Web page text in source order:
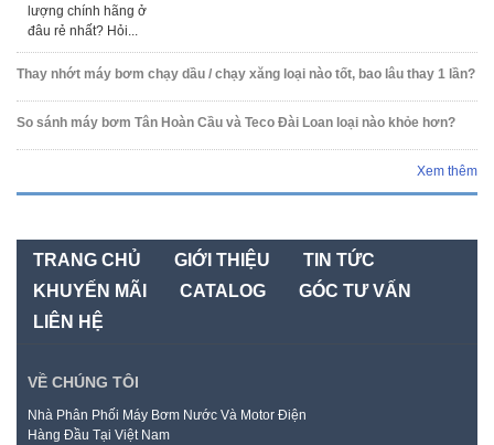
lượng chính hãng ở
đâu rẻ nhất? Hỏi...
Thay nhớt máy bơm chạy dầu / chạy xăng loại nào tốt, bao lâu thay 1 lần?
So sánh máy bơm Tân Hoàn Cầu và Teco Đài Loan loại nào khỏe hơn?
Xem thêm
TRANG CHỦ GIỚI THIỆU
TIN TỨC
KHUYẾN MÃI
CATALOG
GÓC TƯ VẤN
LIÊN HỆ
VỀ CHÚNG TÔI
Nhà Phân Phối Máy Bơm Nước Và Motor Điện
Hàng Đầu Tại Việt Nam